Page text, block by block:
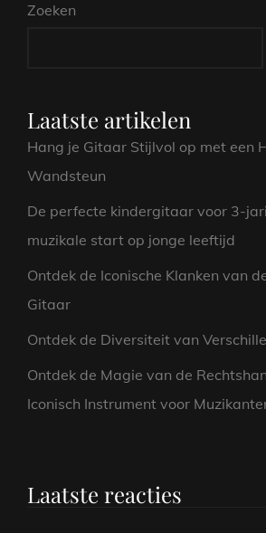
KLASSIEKER
Zoeken
Laatste artikelen
Hang je Gitaar Stijlvol op met een
Wandsteun
De perfecte kindergitaar voor 3-
muzikale start op jonge leeftijd
Ontdek de Iconische Klanken van
Gitaar
Ontdek de Diversiteit van
Ontdek de Magie van de
Iconisch Instrument voor
Laatste reacties